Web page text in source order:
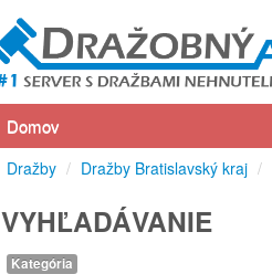
Domov
Dražby / Dražby Bratislavský kraj /
VYHĽADÁVANIE
Kategória